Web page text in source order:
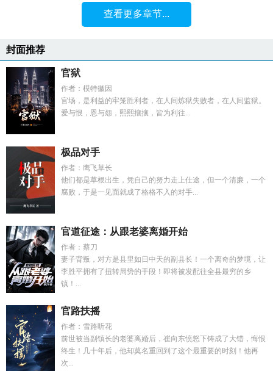
查看更多章节...
封面推荐
官狱
作者：模特徽因
官场，是利益的牢笼胜利者，在人间炼狱失败者，在人间监狱。
爱与恨，恩与怨，熙熙攘攘，皆为利往...
极品对手
作者：鹰飞草长
他们都是草根出生，凭自己的努力走上仕途，但一个清廉，一个
腐败，于是一见面就成了格格不入的对手...
官道征途：从跟老婆离婚开始
作者：蔡刀
妻子背叛，对方是县里如日中天的副县长！一个离奇的梦境，让
李胜平拥有了扭转局势的手段！即将被发配往全县最穷的乡
镇！...
官路扶摇
作者：雪路听花
前世被当副镇长的老婆离婚后，崔向东愤怒下铸成了大错，悔恨
终生！几十年后，他却莫名重回到了这个最重要的时刻！他再
次...